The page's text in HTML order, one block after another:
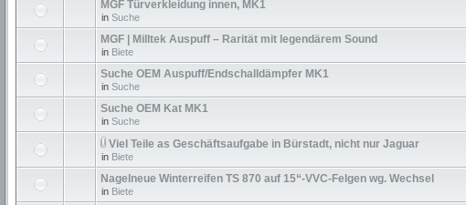
MGF Türverkleidung innen, MK1
in Suche
MGF | Milltek Auspuff – Rarität mit legendärem Sound
in Biete
Suche OEM Auspuff/Endschalldämpfer MK1
in Suche
Suche OEM Kat MK1
in Suche
Viel Teile as Geschäftsaufgabe in Bürstadt, nicht nur Jaguar
in Biete
Nagelneue Winterreifen TS 870 auf 15“-VVC-Felgen wg. Wechsel
in Biete